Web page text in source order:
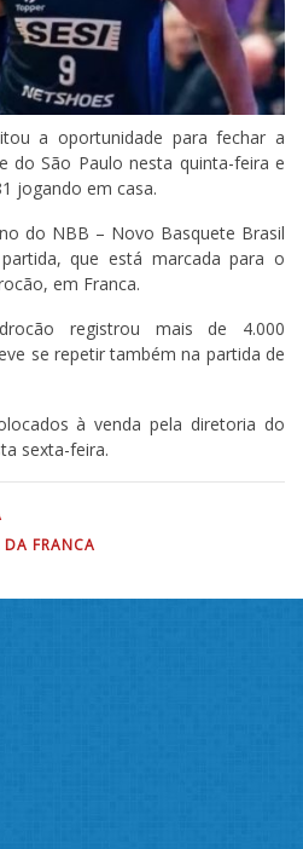
a oportunidade para fechar a
do São Paulo nesta quinta-feira e
jogando em casa.
do NBB – Novo Basquete Brasil
que está marcada para o
em Franca.
registrou mais de 4.000
se repetir também na partida de
à venda pela diretoria do
sexta-feira.
DA FRANCA